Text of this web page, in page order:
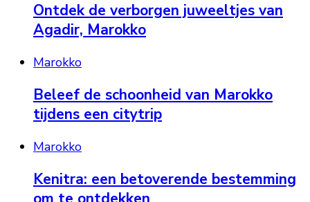
Ontdek de verborgen juweeltjes van
Agadir, Marokko
Marokko
Beleef de schoonheid van Marokko
tijdens een citytrip
Marokko
Kenitra: een betoverende bestemming